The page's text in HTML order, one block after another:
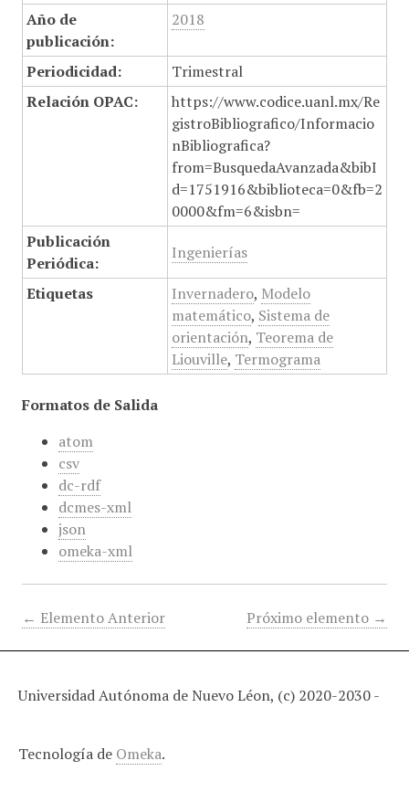
Año de
publicación:
2018
Periodicidad:
Trimestral
Relación OPAC:
https://www.codice.uanl.mx/Re
gistroBibliografico/Informacio
nBibliografica?
from=BusquedaAvanzada&bibI
d=1751916&biblioteca=0&fb=2
0000&fm=6&isbn=
Publicación
Periódica:
Ingenierías
Etiquetas Invernadero, Modelo
matemático, Sistema de
orientación, Teorema de
Liouville, Termograma
Formatos de Salida
atom
csv
dc-rdf
dcmes-xml
json
omeka-xml
← Elemento Anterior Próximo elemento →
Universidad Autónoma de Nuevo Léon, (c) 2020-2030 -
Tecnología de Omeka.